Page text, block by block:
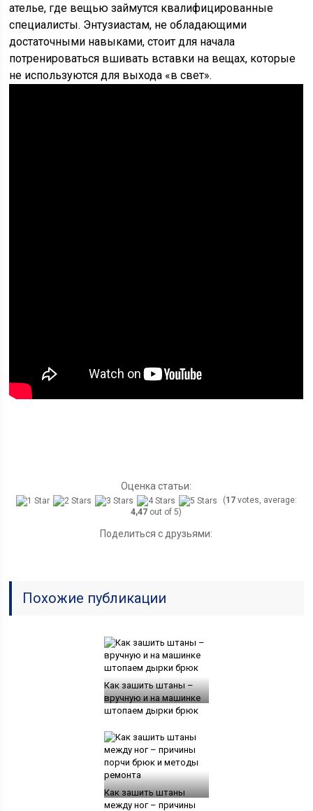
ателье, где вещью займутся квалифицированные
специалисты. Энтузиастам, не обладающими
достаточными навыками, стоит для начала
потренироваться вшивать вставки на вещах, которые
не используются для выхода «в свет».
Оценка статьи:
(17votes, average:
4,47 out of 5)
Поделиться с друзьями:
Похожие публикации
Как зашить штаны –
вручную и на машинке
штопаем дырки брюк
Как зашить штаны
между ног – причины